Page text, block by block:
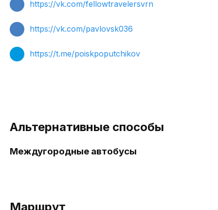
https://vk.com/fellowtravelersvrn
https://vk.com/pavlovsk036
https://t.me/poiskpoputchikov
Альтернативные способы
Междугородные автобусы
Маршрут